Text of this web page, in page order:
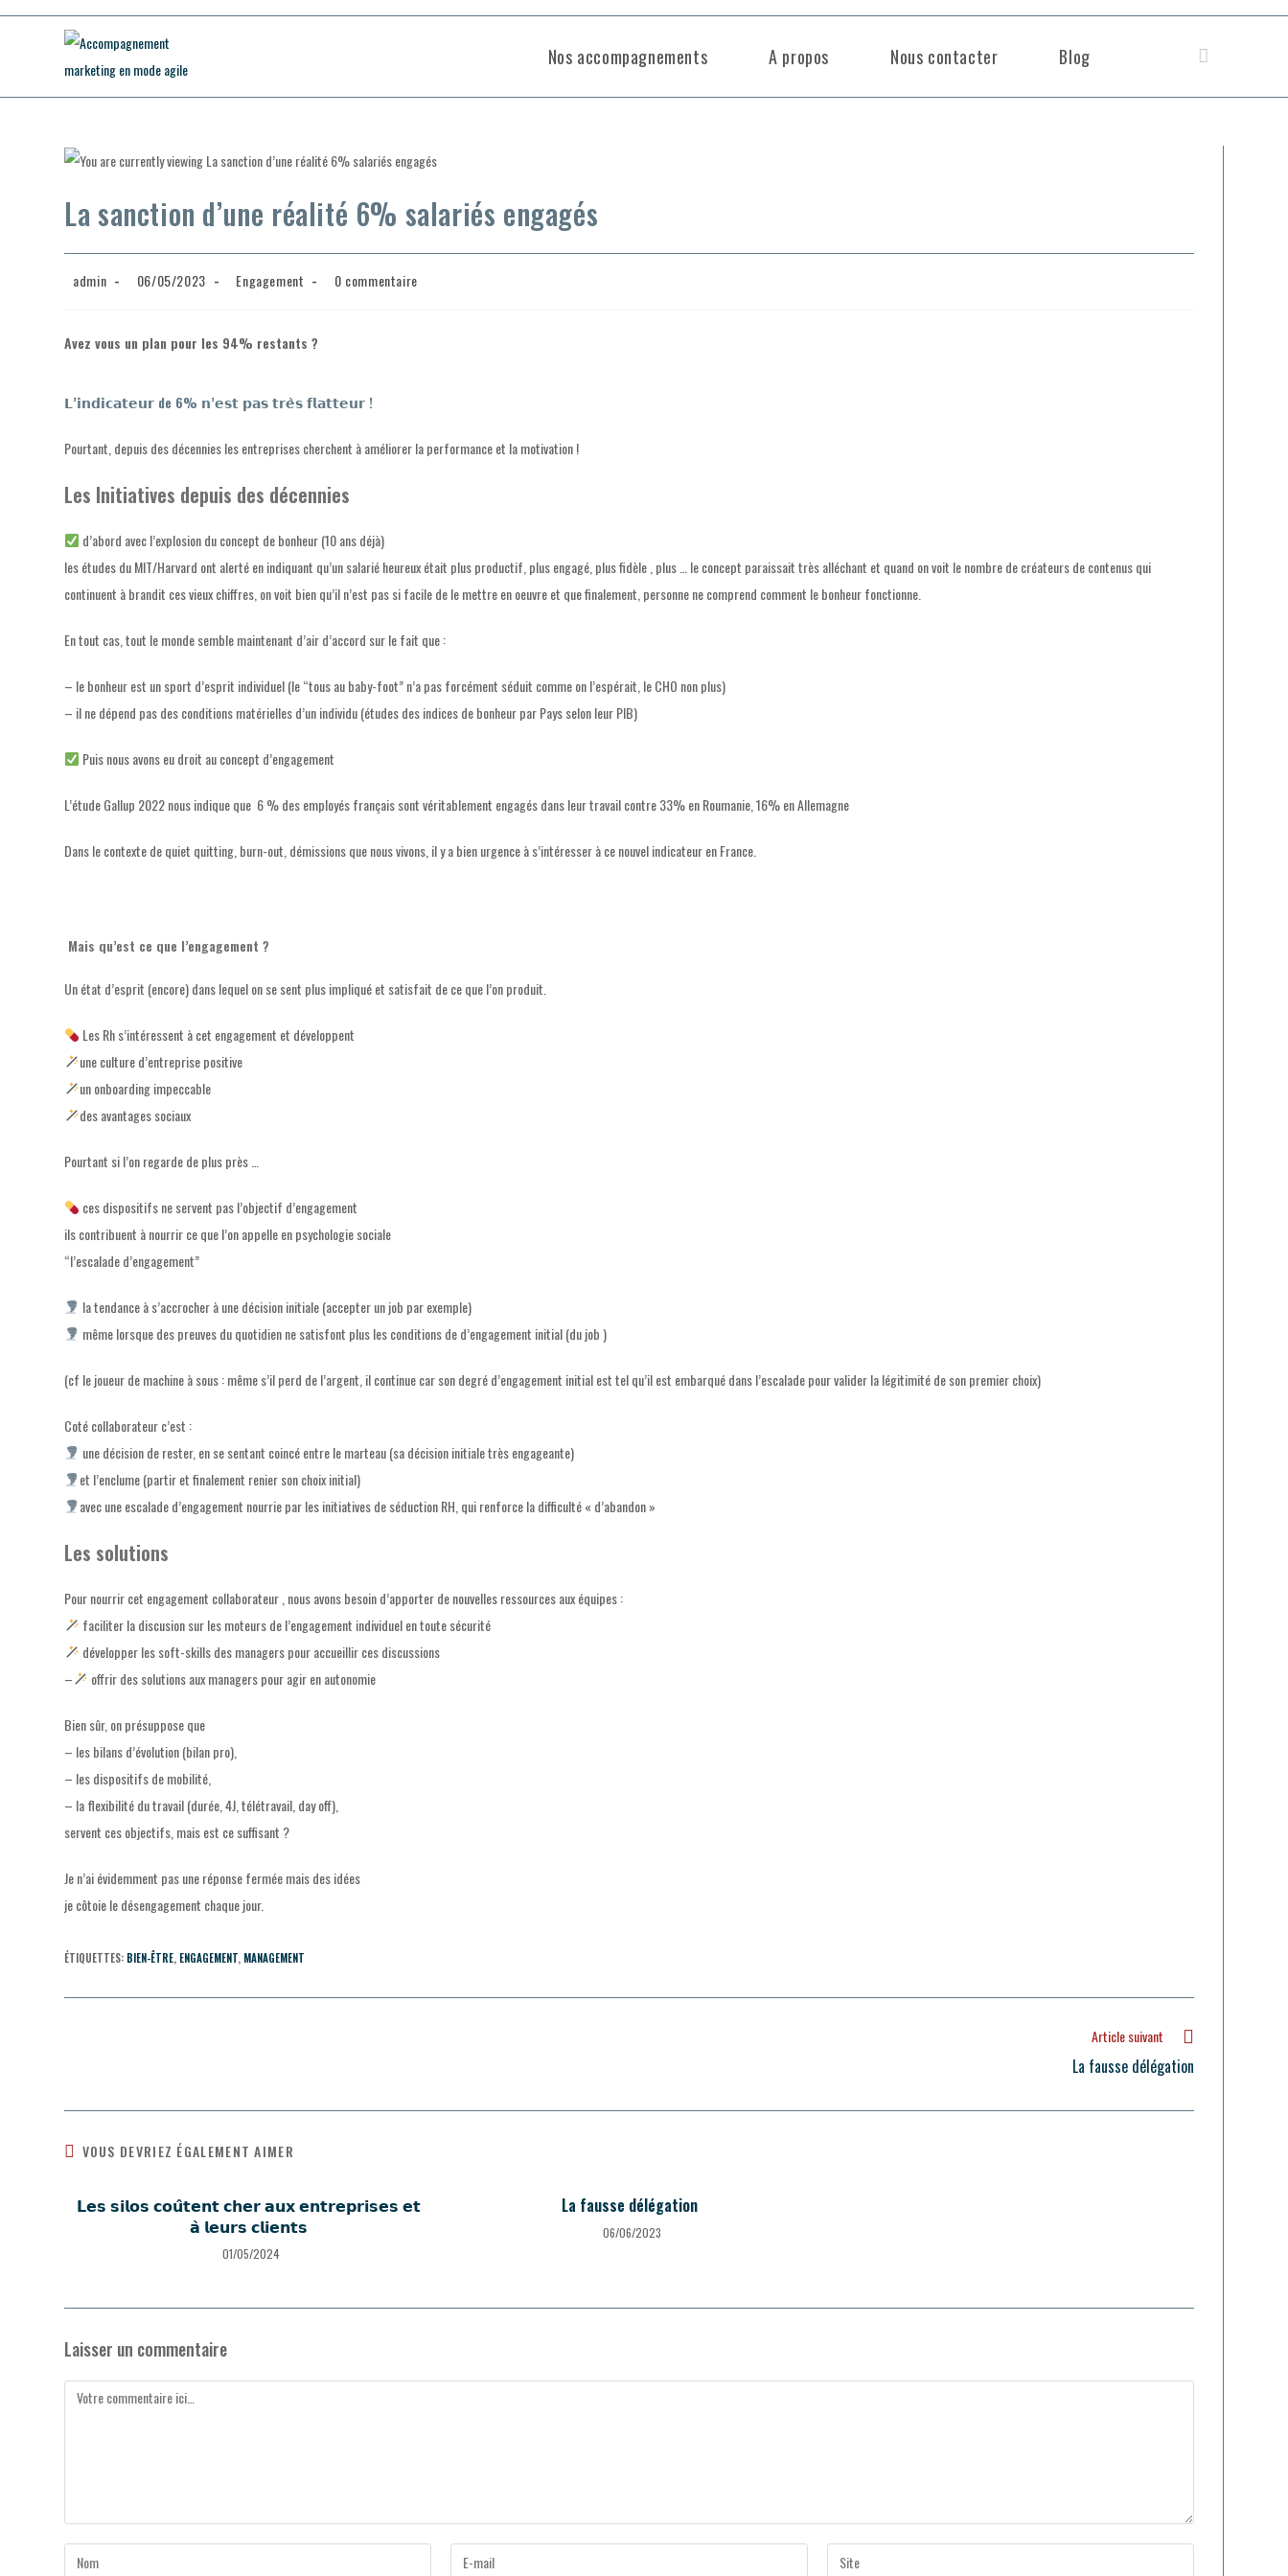
Skip
Nos accompagnements A propos Nous contacter Blog
La sanction d’une réalité 6% salariés engagés
Auteur/autrice
admin
Publication
06/05/2023
Post
category:
Engagement
Commentaires
0 commentaire
Avez vous un plan pour les 94% restants ?
𝗟 ’𝗶𝗻𝗱𝗶𝗰𝗮𝘁𝗲𝘂𝗿 de 6% 𝗻’𝗲𝘀𝘁 𝗽𝗮𝘀 𝘁𝗿𝗲̀𝘀 𝗳𝗹𝗮𝘁𝘁𝗲𝘂𝗿 !
Pourtant, depuis des décennies les entreprises cherchent à améliorer la performance et la motivation !
Les Initiatives depuis des décennies
d’abord avec l’explosion du concept de bonheur (10 ans déjà)
les études du MIT/Harvard ont alerté en indiquant qu’un salarié heureux était plus productif, plus engagé, plus fidèle , plus … le concept paraissait trèsalléchant et quand on voit le nombre de créateurs de contenus qui
continuent à brandit ces vieux chiffres, on voit bien qu’il n’est pas si facile de le mettre en oeuvre et que finalement, personne ne comprend comment le bonheur fonctionne.
En tout cas, tout le monde semble maintenant d’air d’accord sur le fait que :
– le bonheur est un sport d’esprit individuel (le “tous au baby-foot” n’a pas forcément séduit comme on l’espérait, le CHO non plus)
– il ne dépend pas des conditions matérielles d’un individu (études des indices de bonheur par Pays selon leur PIB)
Puis nous avons eu droit au concept d’engagement
L’étude Gallup 2022 nous indique que 6 % des employés français sont véritablement engagés dans leur travail contre 33% en Roumanie, 16% en Allemagne
Dans le contexte de quiet quitting, burn-out, démissions que nous vivons, ily a bien urgence à s’intéresser à ce nouvel indicateur en France.
Mais qu’est ce que l’engagement ?
Un état d’esprit (encore) dans lequel on se sent plus impliqué et satisfait de ce que l’on produit.
Les Rh s’intéressent à cet engagement et développent
une culture d’entreprise positive
un onboarding impeccable
des avantages sociaux
Pourtant si l’on regarde de plus près …
ces dispositifs ne servent pas l’objectif d’engagement
ils contribuent à nourrir ce que l’on appelle en psychologie sociale
“l’escalade d’engagement”
la tendance à s’accrocher à une décision initiale (accepter un job par exemple)
même lorsque des preuves du quotidien ne satisfont plus les conditions de d’engagement initial (du job )
(cf le joueur de machine à sous : même s’il perd de l’argent, il continue car son degré d’engagement initial est tel qu’il est embarqué dans l’escalade pour valider la légitimité de son premier choix)
Coté collaborateur c’est :
une décision de rester, en se sentant coincé entre le marteau (sa décision initiale très engageante)
et l’enclume (partir et finalement renier son choix initial)
avec une escalade d’engagement nourrie par les initiatives de séduction RH, qui renforce la difficulté « d’abandon »
Les solutions
Pour nourrir cet engagement collaborateur , nous avons besoin d’apporter de nouvelles ressources aux équipes :
faciliter la discusion sur les moteurs de l’engagement individuel en toute sécurité
développer les soft-skills des managers pour accueillir ces discussions
–
offrir des solutions aux managers pour agir en autonomie
Bien sûr, on présuppose que
– les bilans d’évolution (bilan pro),
– les dispositifs de mobilité,
– la flexibilité du travail (durée, 4J, télétravail, day off),
servent ces objectifs, mais est ce suffisant ?
Je n’ai évidemment pas une réponse fermée mais des idées
je côtoie le désengagement chaque jour.
ÉTIQUETTES: BIEN-ÊTRE, ENGAGEMENT, MANAGEMENT
Article suivant
La fausse délégation
VOUS DEVRIEZ ÉGALEMENT AIMER
𝗟𝗲𝘀 𝘀𝗶𝗹𝗼𝘀 𝗰𝗼𝘂̂𝘁𝗲𝗻𝘁 𝗰𝗵𝗲𝗿 𝗮𝘂𝘅 𝗲𝗻𝘁𝗿𝗲𝗽𝗿𝗶𝘀𝗲𝘀 𝗲𝘁
𝗮̀ 𝗹𝗲𝘂𝗿𝘀 𝗰𝗹𝗶𝗲𝗻𝘁𝘀
01/05/2024
La fausse délégation
06/06/2023
Laisser un commentaire
Comment
Enter
Enter
Saisir